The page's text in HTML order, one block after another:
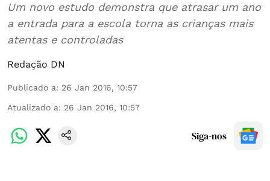
Um novo estudo demonstra que atrasar um ano
a entrada para a escola torna as crianças mais
atentas e controladas
Redação DN
Publicado a: 26 Jan 2016, 10:57
Atualizado a: 26 Jan 2016, 10:57
Siga-nos